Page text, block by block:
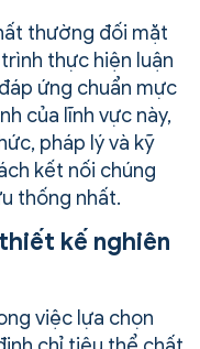
thường đối mặt
thực hiện luận
ứng chuẩn mực
của lĩnh vực này,
pháp lý và kỹ
kết nối chúng
thống nhất.
kế nghiên
việc lựa chọn